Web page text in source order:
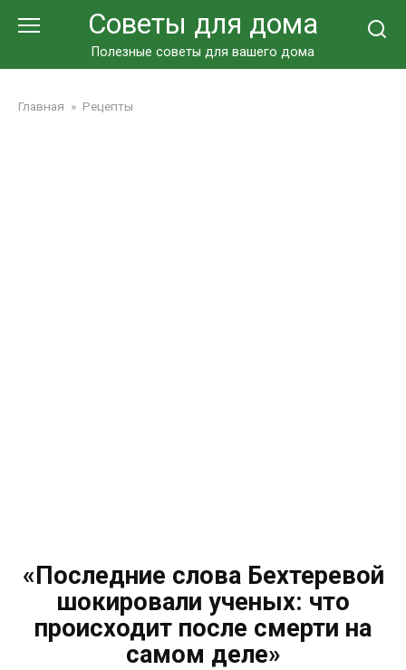
Советы для дома
Полезные советы для вашего дома
Главная » Рецепты
«Последние слова Бехтеревой
шокировали ученых: что
происходит после смерти на
самом деле»